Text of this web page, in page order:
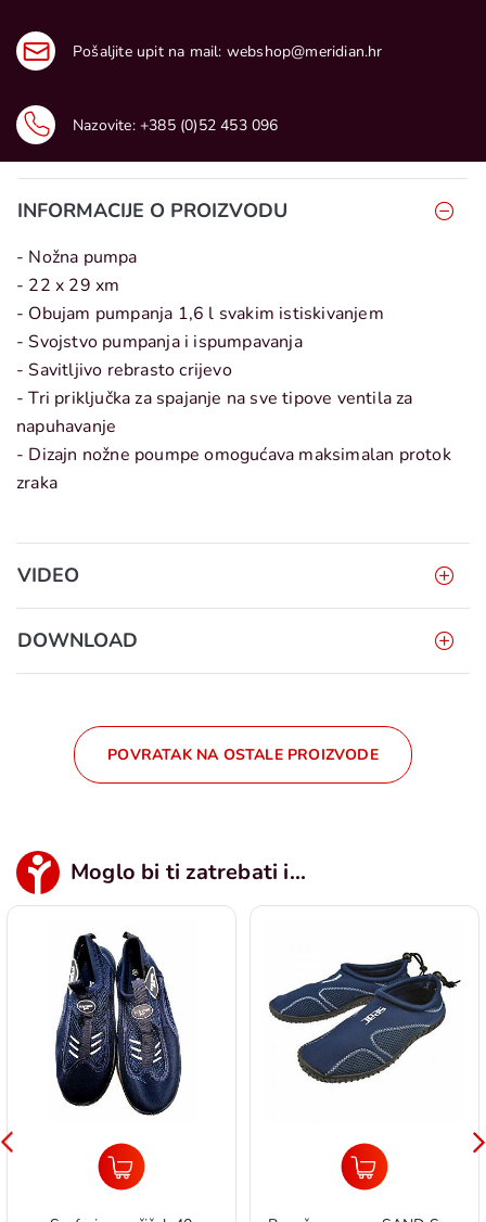
Pošaljite upit na mail: webshop@meridian.hr
Nazovite: +385 (0)52 453 096
INFORMACIJE O PROIZVODU
- Nožna pumpa
- 22 x 29 xm
- Obujam pumpanja 1,6 l svakim istiskivanjem
- Svojstvo pumpanja i ispumpavanja
- Savitljivo rebrasto crijevo
- Tri priključka za spajanje na sve tipove ventila za
napuhavanje
- Dizajn nožne poumpe omogućava maksimalan protok
zraka
VIDEO
DOWNLOAD
POVRATAK NA OSTALE PROIZVODE
Moglo bi ti zatrebati i...